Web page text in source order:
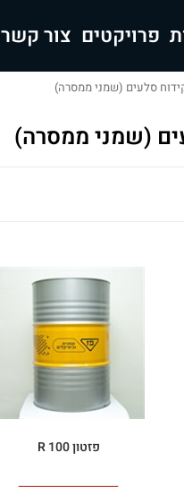
פרויקטים צור קשר
סלעים (שמני ממסרה)
(שמני ממסרה)
פזטון R 100